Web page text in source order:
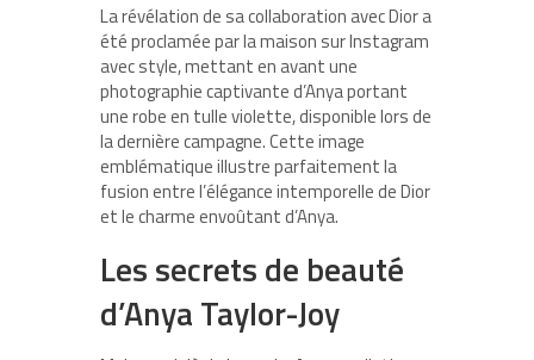
La révélation de sa collaboration avec Dior a
été proclamée par la maison sur Instagram
avec style, mettant en avant une
photographie captivante d’Anya portant
une robe en tulle violette, disponible lors de
la dernière campagne. Cette image
emblématique illustre parfaitement la
fusion entre l’élégance intemporelle de Dior
et le charme envoûtant d’Anya.
Les secrets de beauté
d’Anya Taylor-Joy